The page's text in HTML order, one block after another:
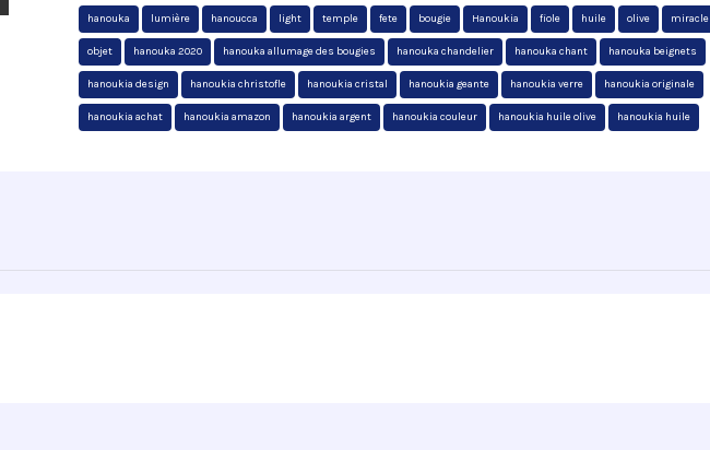
hanouka lumière hanoucca light temple fete bougie Hanoukia fiole huile olive miracle
objet hanouka 2020 hanouka allumage des bougies hanouka chandelier hanouka chant hanouka beignets
hanoukia design hanoukia christofle hanoukia cristal hanoukia geante hanoukia verre hanoukia originale
hanoukia achat hanoukia amazon hanoukia argent hanoukia couleur hanoukia huile olive hanoukia huile